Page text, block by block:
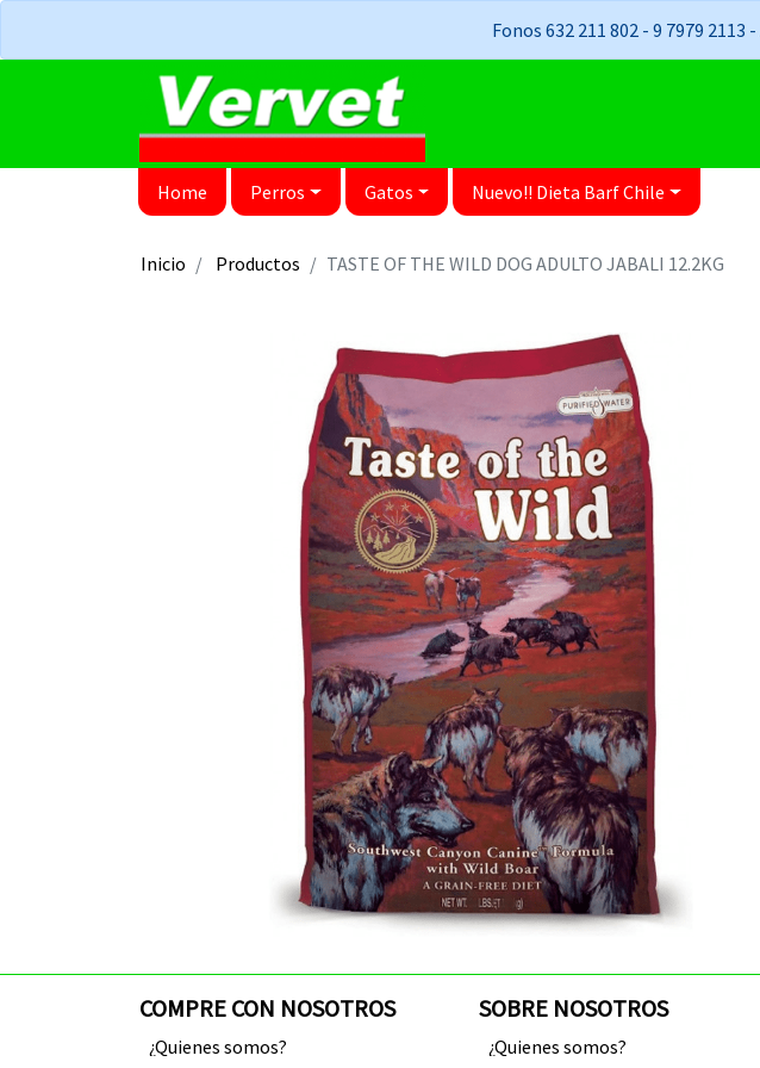
Fonos 632 211 802 - 9 7979 2113
Home Perros Gatos Nuevo!! Dieta Barf Chile
Inicio Productos TASTE OF THE WILD DOG ADULTO JABALI 12.2KG
COMPRE CON NOSOTROS
¿Quienes somos?
SOBRE NOSOTROS
¿Quienes somos?